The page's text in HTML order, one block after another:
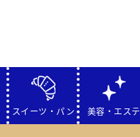
スイーツ・パン 美容・エステ